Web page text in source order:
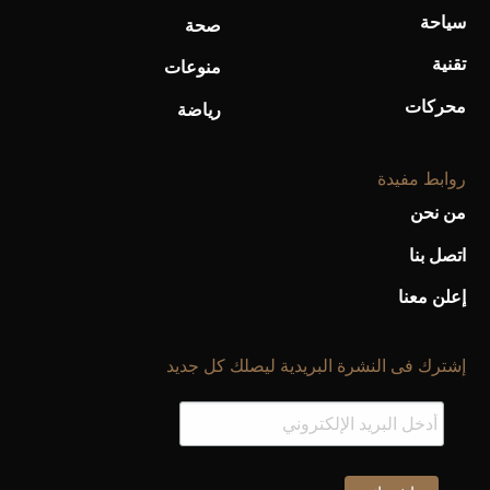
سياحة
تقنية
محركات
صحة
منوعات
رياضة
روابط مفيدة
من نحن
اتصل بنا
إعلن معنا
إشترك فى النشرة البريدية ليصلك كل جديد